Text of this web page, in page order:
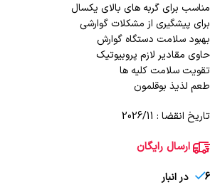
مناسب برای گربه های بالای یکسال
برای پیشگیری از مشکلات گوارشی
بهبود سلامت دستگاه گوارش
حاوی مقادیر لازم پروبیوتیک
تقویت سلامت کلیه ها
طعم لذیذ بوقلمون
تاریخ انقضا : 2026/11
ارسال رایگان
6 در انبار